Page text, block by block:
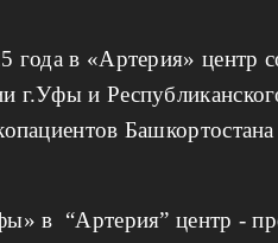
года в «Артерия» центр
г.Уфы и
в “Артерия” центр -